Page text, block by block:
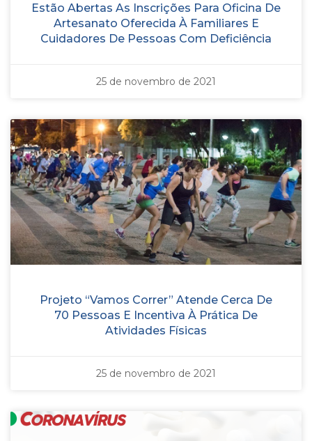
Estão Abertas As Inscrições Para Oficina De
Artesanato Oferecida À Familiares E
Cuidadores De Pessoas Com Deficiência
25 de novembro de 2021
Projeto “Vamos Correr” Atende Cerca De
70 Pessoas E Incentiva À Prática De
Atividades Físicas
25 de novembro de 2021